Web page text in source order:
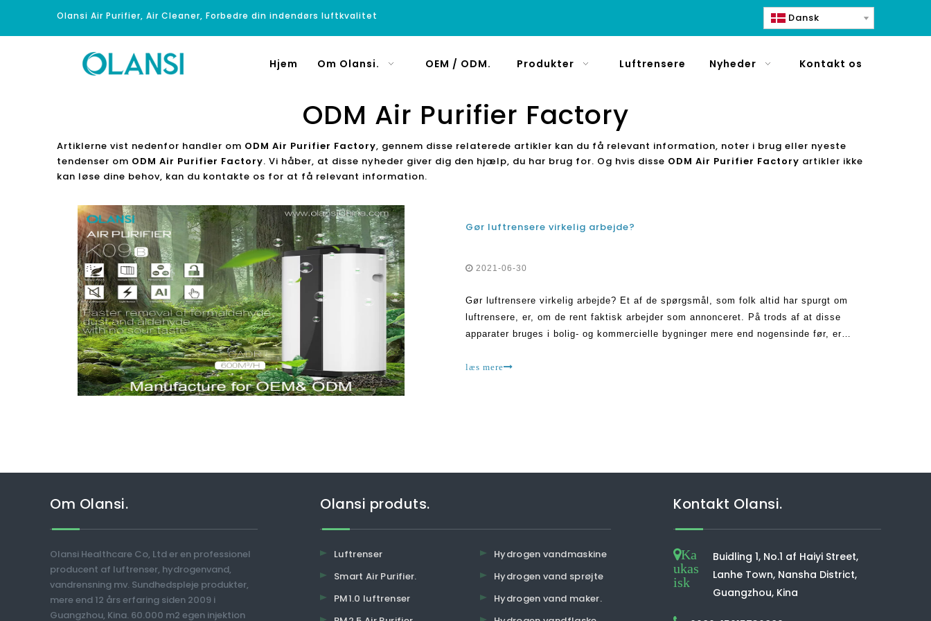
Olansi Air Purifier, Air Cleaner, Forbedre din indendørs luftkvalitet Dansk
Hjem Om Olansi. OEM / ODM. Produkter Luftrensere Nyheder Kontakt os
ODM Air Purifier Factory
Artiklerne vist nedenfor handler om ODM Air Purifier Factory, gennem disse relaterede artikler kan du få relevant information, noter i brug eller nyeste
tendenser om ODM Air Purifier Factory. Vi håber, at disse nyheder giver dig den hjælp, du har brug for. Og hvis disse ODM Air Purifier Factory artikler ikke
kan løse dine behov, kan du kontakte os for at få relevant information.
Gør luftrensere virkelig arbejde?
2021-06-30
Gør luftrensere virkelig arbejde? Et af de spørgsmål, som folk altid har spurgt om
luftrensere, er, om de rent faktisk arbejder som annonceret. På trods af at disse
apparater bruges i bolig- og kommercielle bygninger mere end nogensinde før, er
læs mere
Om Olansi.
Olansi Healthcare Co, Ltd er en professionel
producent af luftrenser, hydrogenvand,
vandrensning mv. Sundhedspleje produkter,
mere end 12 års erfaring siden 2009 i
Guangzhou, Kina. 60.000 m2 egen injektion
Olansi produts.
Luftrenser
Smart Air Purifier.
PM1.0 luftrenser
Hydrogen vandmaskine
Hydrogen vand sprøjte
Hydrogen vand maker.
Kontakt Olansi.
Ka
ukas
isk
Buidling 1, No.1 af Haiyi Street,
Lanhe Town, Nansha District,
Guangzhou, Kina